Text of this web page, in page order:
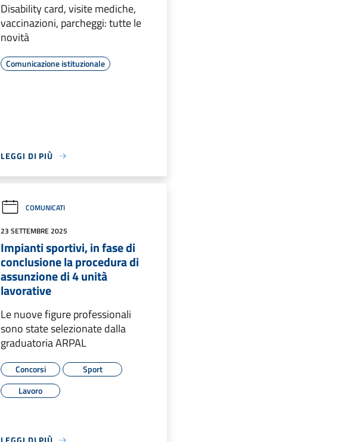
Disability card, visite mediche,
vaccinazioni, parcheggi: tutte le
novità
Comunicazione istituzionale
LEGGI DI PIÙ
COMUNICATI
23 SETTEMBRE 2025
Impianti sportivi, in fase di
conclusione la procedura di
assunzione di 4 unità
lavorative
Le nuove figure professionali
sono state selezionate dalla
graduatoria ARPAL
Concorsi
Sport
Lavoro